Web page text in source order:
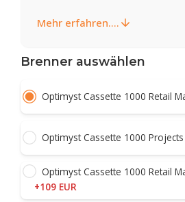
Mehr erfahren....
Brenner auswählen
Optimyst Cassette 1000 Retail
Optimyst Cassette 1000 Projects
Optimyst Cassette 1000 Retail
+109 EUR